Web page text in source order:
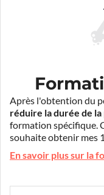
Après l'obtention du
réduire la durée de
formation spécifique.
souhaite obtenir mes
En savoir plus sur la